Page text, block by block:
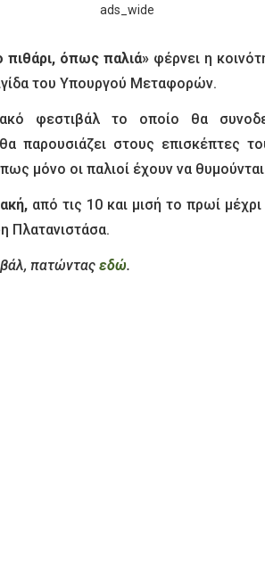
όπως παλιά»φέρνει η
του Υπουργού Μεταφορών.
φεστιβάλ το οποίο θα
παρουσιάζει στους επισκέπτες
μόνο οι παλιοί έχουν να
από τις 10 και μισή το πρωί
Πλατανιστάσα.
πατώντας εδώ.